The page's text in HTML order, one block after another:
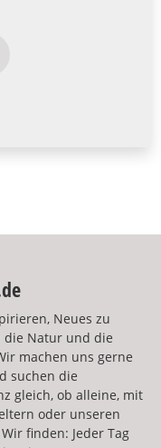
Neues zu
die Natur und die
machen uns gerne
suchen die
gleich, ob alleine, mit
oder unseren
finden: Jeder Tag